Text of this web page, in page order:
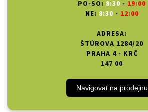
PO-SO: 8:30 - 19:00
NE: 8:30 - 12:00
ADRESA:
ŠTÚROVA 1284/20
PRAHA 4 - KRČ
147 00
Navigovat na prodejnu